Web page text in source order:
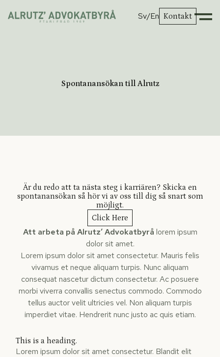
Sv/En Kontakt
Spontanansökan till Alrutz
Är du redo att ta nästa steg i karriären? Skicka en
spontanansökan så hör vi av oss till dig så snart som
möjligt.
Click Here
Att arbeta på Alrutz’ Advokatbyrå lorem ipsum
dolor sit amet.
Lorem ipsum dolor sit amet consectetur. Mauris felis
vivamus et neque aliquam turpis. Nunc aliquam
consequat nascetur dictum consectetur. Ac posuere
morbi viverra convallis senectus commodo. Commodo
tellus auctor velit ultricies vel. Non aliquam turpis
imperdiet vitae. Hendrerit nunc justo ac quis etiam.
This is a heading.
Lorem ipsum dolor sit amet consectetur. Blandit elit